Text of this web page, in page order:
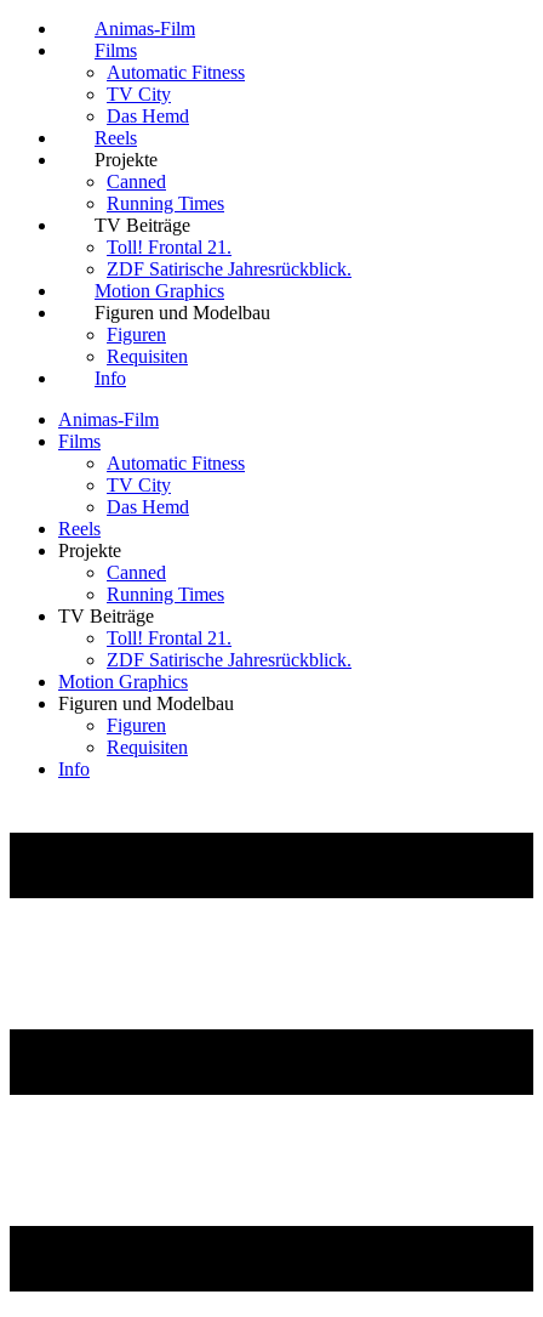
Animas-Film
Films
Automatic Fitness
TV City
Das Hemd
Reels
Projekte
Canned
Running Times
TV Beiträge
Toll! Frontal 21.
ZDF Satirische Jahresrückblick.
Motion Graphics
Figuren und Modelbau
Figuren
Requisiten
Info
Animas-Film
Films
Automatic Fitness
TV City
Das Hemd
Reels
Projekte
Canned
Running Times
TV Beiträge
Toll! Frontal 21.
ZDF Satirische Jahresrückblick.
Motion Graphics
Figuren und Modelbau
Figuren
Requisiten
Info